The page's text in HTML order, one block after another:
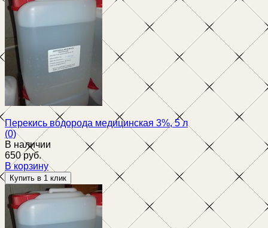
избранное
Перекись водорода медицинская 3%, 5 л
(0)
В наличии
650 руб.
В корзину